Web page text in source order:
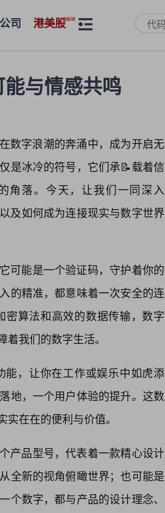
公司 港美股
与情感共鸣
数字浪潮的奔涌中，成为开启无
是冰冷的符号，它们承📝载着信
角落。今天，让我们一同深入
及如何成为连接现实与数字世界
可能是一个验证码，守护着你的
的精准，都意味着一次安全的连
算法和高效的数据传输，数字
我们的数字生活。
，让你在工作或娱乐中如虎添
地，一个用户体验的提升。这数
在在的便利与价值。
产品型号，代表着一款精心设计
全新的视角俯瞰世界；也可能是
数字，都与产品的设计理念、